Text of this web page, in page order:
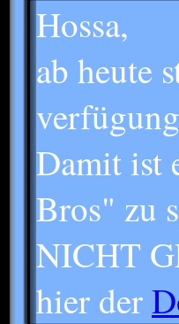
Hossa,
ab heute
Damit ist
Bros" zu
NICHT
hier der